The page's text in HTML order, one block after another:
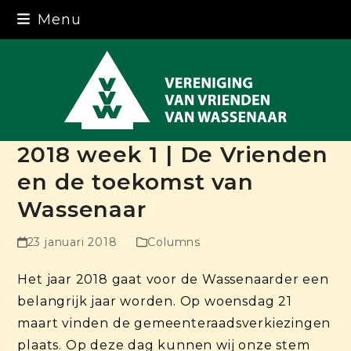
Skip
Menu
2018 week 1 | De Vrienden
en de toekomst van
Wassenaar
23 januari 2018 Columns
Het jaar 2018 gaat voor de Wassenaarder een
belangrijk jaar worden. Op woensdag 21
maart vinden de gemeenteraadsverkiezingen
plaats. Op deze dag kunnen wij onze stem